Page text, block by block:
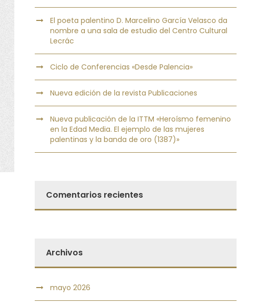
El poeta palentino D. Marcelino García Velasco da
nombre a una sala de estudio del Centro Cultural
Lecrác
Ciclo de Conferencias «Desde Palencia»
Nueva edición de la revista Publicaciones
Nueva publicación de la ITTM «Heroísmo femenino
en la Edad Media. El ejemplo de las mujeres
palentinas y la banda de oro (1387)»
Comentarios recientes
Archivos
mayo 2026